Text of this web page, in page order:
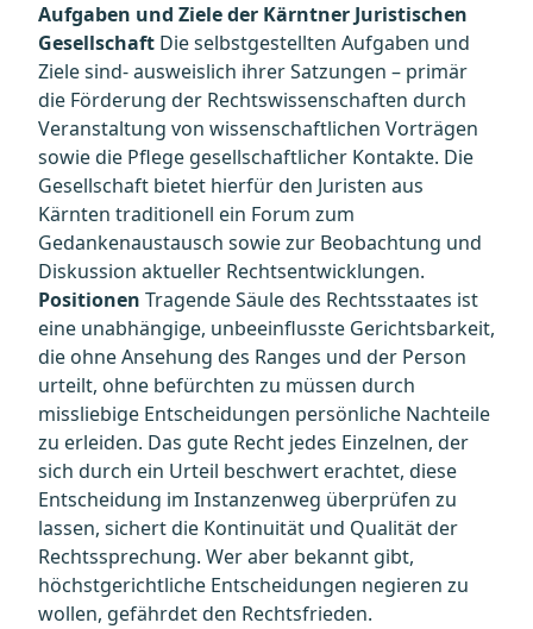
Aufgaben und Ziele der Kärntner Juristischen
Gesellschaft Die selbstgestellten Aufgaben und
Ziele sind- ausweislich ihrer Satzungen – primär
die Förderung der Rechtswissenschaften durch
Veranstaltung von wissenschaftlichen Vorträgen
sowie die Pflege gesellschaftlicher Kontakte. Die
Gesellschaft bietet hierfür den Juristen aus
Kärnten traditionell ein Forum zum
Gedankenaustausch sowie zur Beobachtung und
Diskussion aktueller Rechtsentwicklungen.
Positionen Tragende Säule des Rechtsstaates ist
eine unabhängige, unbeeinflusste Gerichtsbarkeit,
die ohne Ansehung des Ranges und der Person
urteilt, ohne befürchten zu müssen durch
missliebige Entscheidungen persönliche Nachteile
zu erleiden. Das gute Recht jedes Einzelnen, der
sich durch ein Urteil beschwert erachtet, diese
Entscheidung im Instanzenweg überprüfen zu
lassen, sichert die Kontinuität und Qualität der
Rechtssprechung. Wer aber bekannt gibt,
höchstgerichtliche Entscheidungen negieren zu
wollen, gefährdet den Rechtsfrieden.